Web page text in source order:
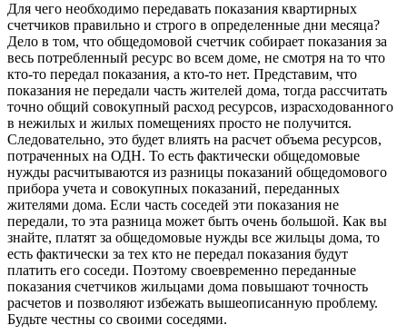
Для чего необходимо передавать показания квартирных
счетчиков правильно и строго в определенные дни месяца?
Дело в том, что общедомовой счетчик собирает показания за
весь потребленный ресурс во всем доме, не смотря на то что
кто-то передал показания, а кто-то нет. Представим, что
показания не передали часть жителей дома, тогда рассчитать
точно общий совокупный расход ресурсов, израсходованного
в нежилых и жилых помещениях просто не получится.
Следовательно, это будет влиять на расчет объема ресурсов,
потраченных на ОДН. То есть фактически общедомовые
нужды расчитываются из разницы показаний общедомового
прибора учета и совокупных показаний, переданных
жителями дома. Если часть соседей эти показания не
передали, то эта разница может быть очень большой. Как вы
знайте, платят за общедомовые нужды все жильцы дома, то
есть фактически за тех кто не передал показания будут
платить его соседи. Поэтому своевременно переданные
показания счетчиков жильцами дома повышают точность
расчетов и позволяют избежать вышеописанную проблему.
Будьте честны со своими соседями.